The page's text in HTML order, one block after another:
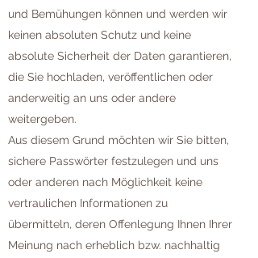
und Bemühungen können und werden wir
keinen absoluten Schutz und keine
absolute Sicherheit der Daten garantieren,
die Sie hochladen, veröffentlichen oder
anderweitig an uns oder andere
weitergeben.
Aus diesem Grund möchten wir Sie bitten,
sichere Passwörter festzulegen und uns
oder anderen nach Möglichkeit keine
vertraulichen Informationen zu
übermitteln, deren Offenlegung Ihnen Ihrer
Meinung nach erheblich bzw. nachhaltig